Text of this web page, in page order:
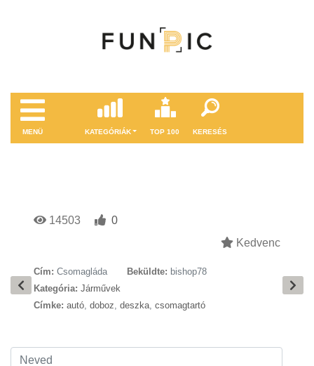
MENÜ KATEGÓRIÁK TOP 100 KERESÉS
14503
0
Kedvenc
Cím: Csomagláda Beküldte: bishop78
Kategória: Járművek
Címke: autó, doboz, deszka, csomagtartó